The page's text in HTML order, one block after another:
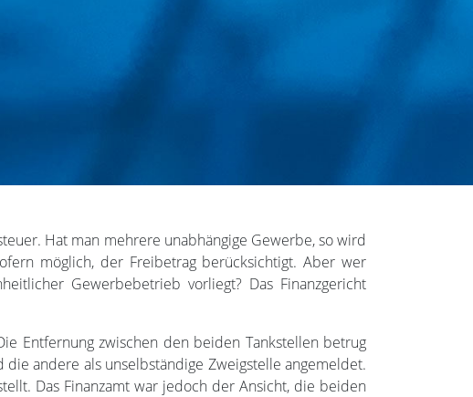
Hat man mehrere unabhängige Gewerbe, so wird
möglich, der Freibetrag berücksichtigt. Aber wer
Gewerbebetrieb vorliegt? Das Finanzgericht
Entfernung zwischen den beiden Tankstellen betrug
andere als unselbständige Zweigstelle angemeldet.
Das Finanzamt war jedoch der Ansicht, die beiden